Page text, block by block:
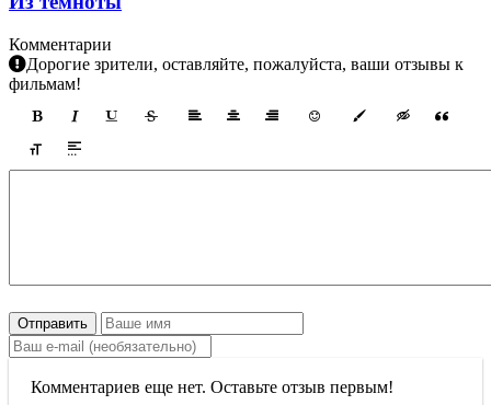
Комментарии
Дорогие зрители, оставляйте, пожалуйста, ваши отзывы к
фильмам!
Отправить
Комментариев еще нет. Оставьте отзыв первым!